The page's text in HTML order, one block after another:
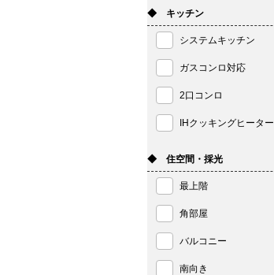
◆ キッチン
システムキッチン
ガスコンロ対応
2口コンロ
IHクッキングヒーター
◆ 住空間・採光
最上階
角部屋
バルコニー
南向き